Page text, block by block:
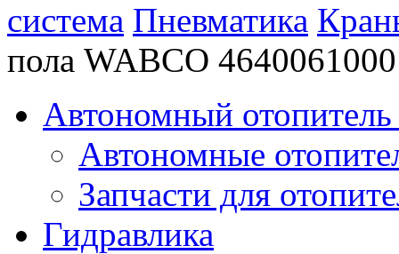
система Пневматика
пола WABCO 4640061000
Автономный отопитель
Автономные
Запчасти для
Гидравлика